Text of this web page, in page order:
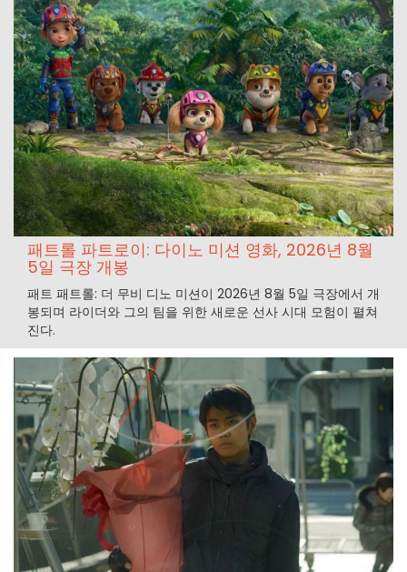
패트롤 파트로이: 다이노 미션 영화, 2026년 8월
5일 극장 개봉
패트 패트롤: 더 무비 디노 미션이 2026년 8월 5일 극장에서 개
봉되며 라이더와 그의 팀을 위한 새로운 선사 시대 모험이 펼쳐
진다.